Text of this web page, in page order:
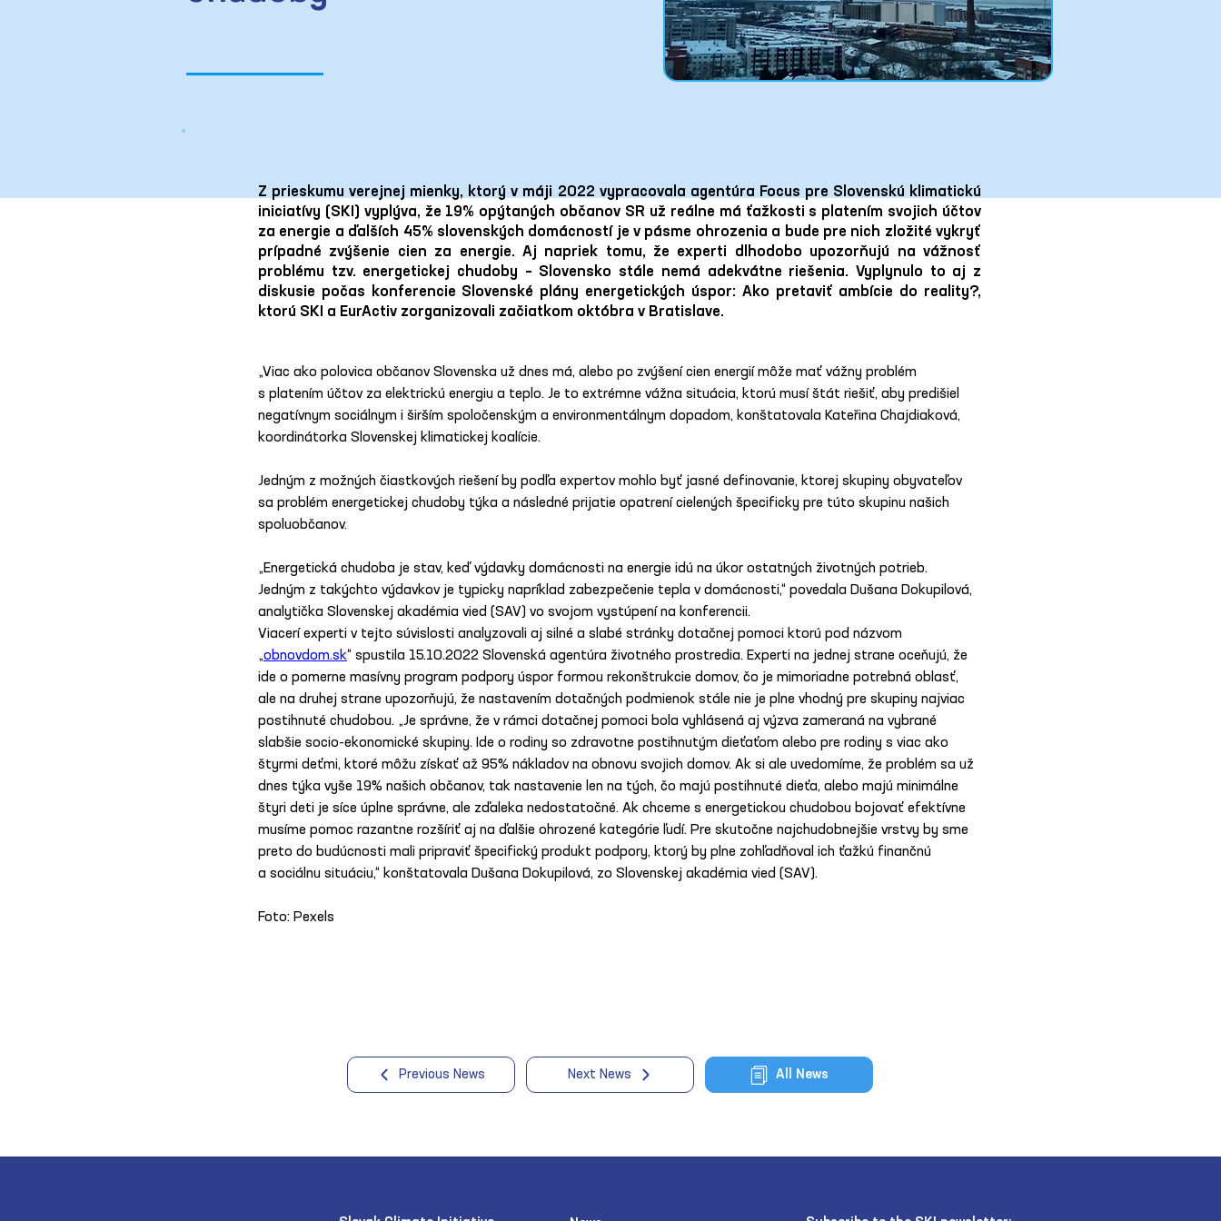
Z prieskumu verejnej mienky, ktorý v máji 2022 vypracovala agentúra Focus pre Slovenskú klimatickú
iniciatívy (SKI) vyplýva, že 19% opýtaných občanov SR už reálne má ťažkosti s platením svojich účtov
za energie a ďalších 45% slovenských domácností je v pásme ohrozenia a bude pre nich zložité vykryť
prípadné zvýšenie cien za energie. Aj napriek tomu, že experti dlhodobo upozorňujú na vážnosť
problému tzv. energetickej chudoby – Slovensko stále nemá adekvátne riešenia. Vyplynulo to aj z
diskusie počas konferencie Slovenské plány energetických úspor: Ako pretaviť ambície do reality?,
ktorú SKI a EurActiv zorganizovali začiatkom októbra v Bratislave.
„Viac ako polovica občanov Slovenska už dnes má, alebo po zvýšení cien energií môže mať vážny problém
s platením účtov za elektrickú energiu a teplo. Je to extrémne vážna situácia, ktorú musí štát riešiť, aby predišiel
negatívnym sociálnym i širším spoločenským a environmentálnym dopadom, konštatovala Kateřina Chajdiaková,
koordinátorka Slovenskej klimatickej koalície.
Jedným z možných čiastkových riešení by podľa expertov mohlo byť jasné definovanie, ktorej skupiny obyvateľov
sa problém energetickej chudoby týka a následné prijatie opatrení cielených špecificky pre túto skupinu našich
spoluobčanov.
„Energetická chudoba je stav, keď výdavky domácnosti na energie idú na úkor ostatných životných potrieb.
Jedným z takýchto výdavkov je typicky napríklad zabezpečenie tepla v domácnosti,“ povedala Dušana Dokupilová,
analytička Slovenskej akadémia vied (SAV) vo svojom vystúpení na konferencii.
Viacerí experti v tejto súvislosti analyzovali aj silné a slabé stránky dotačnej pomoci ktorú pod názvom
„obnovdom.sk“ spustila 15.10.2022 Slovenská agentúra životného prostredia. Experti na jednej strane oceňujú, že
ide o pomerne masívny program podpory úspor formou rekonštrukcie domov, čo je mimoriadne potrebná oblasť,
ale na druhej strane upozorňujú, že nastavením dotačných podmienok stále nie je plne vhodný pre skupiny najviac
postihnuté chudobou. „Je správne, že v rámci dotačnej pomoci bola vyhlásená aj výzva zameraná na vybrané
slabšie socio-ekonomické skupiny. Ide o rodiny so zdravotne postihnutým dieťaťom alebo pre rodiny s viac ako
štyrmi deťmi, ktoré môžu získať až 95% nákladov na obnovu svojich domov. Ak si ale uvedomíme, že problém sa už
dnes týka vyše 19% našich občanov, tak nastavenie len na tých, čo majú postihnuté dieťa, alebo majú minimálne
štyri deti je síce úplne správne, ale zďaleka nedostatočné. Ak chceme s energetickou chudobou bojovať efektívne
musíme pomoc razantne rozšíriť aj na ďalšie ohrozené kategórie ľudí. Pre skutočne najchudobnejšie vrstvy by sme
preto do budúcnosti mali pripraviť špecifický produkt podpory, ktorý by plne zohľadňoval ich ťažkú finančnú
a sociálnu situáciu,“ konštatovala Dušana Dokupilová, zo Slovenskej akadémia vied (SAV).
Foto: Pexels
Previous News Next News All News